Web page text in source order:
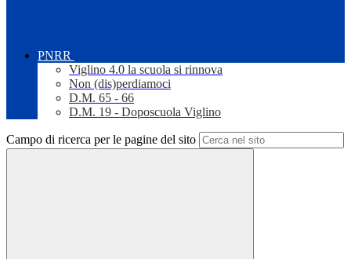
PNRR
Viglino 4.0 la scuola si rinnova
Non (dis)perdiamoci
D.M. 65 - 66
D.M. 19 - Doposcuola Viglino
Campo di ricerca per le pagine del sito